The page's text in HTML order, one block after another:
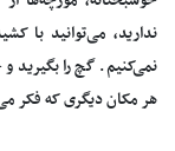
ندارید، می‌توانید با
نمی‌کنیم. گچ را بگیرید
هر مکان دیگری که فکر